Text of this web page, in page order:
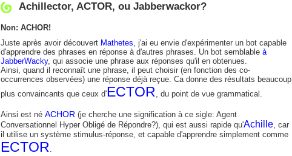
Achillector, ACTOR, ou Jabberwackor?
Non: ACHOR!
Juste après avoir découvert Mathetes, j'ai eu envie d'expérimenter un bot capable
d'apprendre des phrases en réponse à d'autres phrases. Un bot semblable à
JabberWacky, qui associe une phrase aux réponses qu'il en obtenues.
Ainsi, quand il reconnaît une phrase, il peut choisir (en fonction des co-
occurrences observées) une réponse déjà reçue. Ca donne des résultats beaucoup
plus convaincants que ceux d'ECTOR, du point de vue grammatical.
Ainsi est né ACHOR (je cherche une signification à ce sigle: Agent
Conversationnel Hyper Obligé de Répondre?), qui est aussi rapide qu'Achille, car
il utilise un système stimulus-réponse, et capable d'apprendre simplement comme
ECTOR.